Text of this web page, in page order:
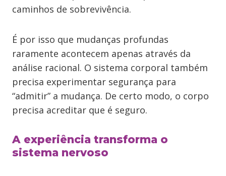
caminhos de sobrevivência.
É por isso que mudanças profundas
raramente acontecem apenas através da
análise racional. O sistema corporal também
precisa experimentar segurança para
“admitir” a mudança. De certo modo, o corpo
precisa acreditar que é seguro.
A experiência transforma o
sistema nervoso